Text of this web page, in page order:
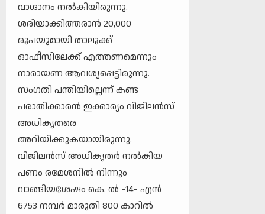
വാഗ്ദാനം നല്‍കിയിരുന്നു.
ശരിയാക്കിത്തരാന്‍ 20,000
രൂപയുമായി താലൂക്ക്
ഓഫീസിലേക്ക് എത്തണമെന്നും
നാരായണ ആവശ്യപ്പെട്ടിരുന്നു.
സംഗതി പന്തിയില്ലെന്ന് കണ്ട
പരാതിക്കാരന്‍ ഇക്കാര്യം വിജിലന്‍സ്
അധികൃതരെ
അറിയിക്കുകയായിരുന്നു.
വിജിലന്‍സ് അധികൃതര്‍ നല്‍കിയ
പണം രമേശനില്‍ നിന്നും
വാങ്ങിയശേഷം കെ. ല്‍ -14- എന്‍
6753 നമ്പര്‍ മാരുതി 800 കാറില്‍